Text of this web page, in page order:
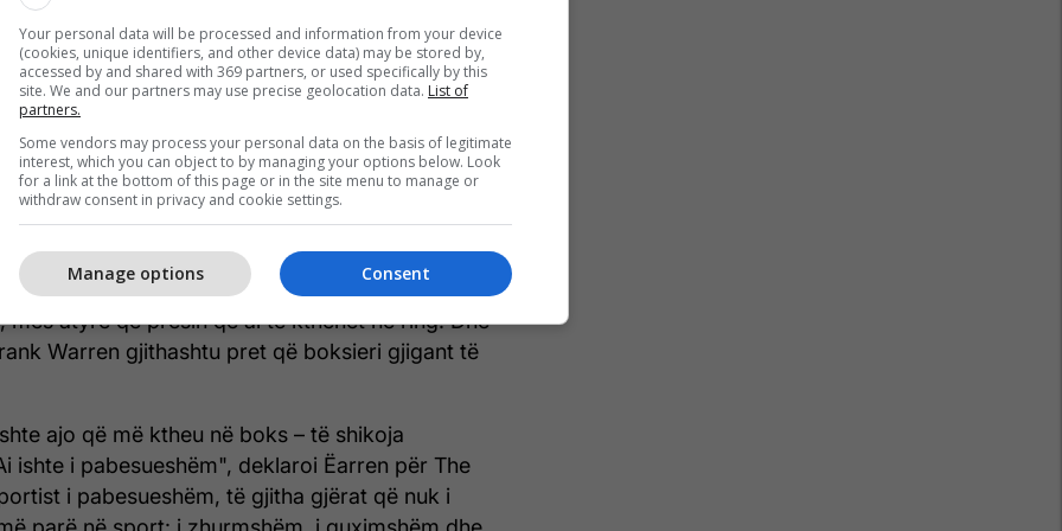
"Ka të bëjë me paratë, zoti biznesmen; ai nuk
Betohem në Zot se shpresoj që ai të fitojë
në mënyrë që unë të mund të dal nga pensioni
Megjithatë, kushtet janë këto: Unë e dua në
dua që hyrja të jetë falas dhe dua të
në televizion në këtë vend. Do ta luftoj në
vend të huaj për më shumë para; këtu falas për
njerëz për pensionimin e tij, me gruan e tij Paris
mes atyre që presin që ai të kthehet në ring. Dhe
Warren gjithashtu pret që boksieri gjigant të
ajo që më ktheu në boks – të shikoja
ishte i pabesueshëm", deklaroi Ëarren për The
i pabesueshëm, të gjitha gjërat që nuk i
Your personal data will be processed and information from your device
(cookies, unique identifiers, and other device data) may be stored by,
accessed by and shared with 369 partners, or used specifically by this
site. We and our partners may use precise geolocation data. List of
partners.
Some vendors may process your personal data on the basis of legitimate
interest, which you can object to by managing your options below. Look
for a link at the bottom of this page or in the site menu to manage or
withdraw consent in privacy and cookie settings.
Consent
Manage options